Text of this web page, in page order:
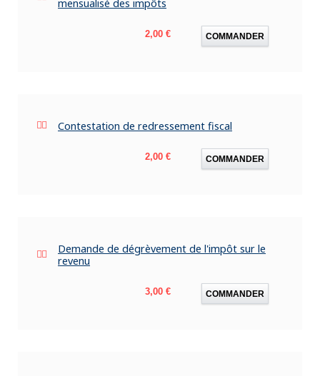
mensualisé des impôts
Prix
2,00 € COMMANDER
Contestation de redressement fiscal
Prix
2,00 € COMMANDER
Demande de dégrèvement de l'impôt sur le
revenu
Prix
3,00 € COMMANDER